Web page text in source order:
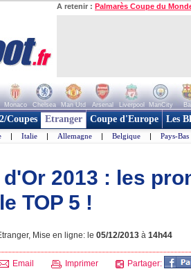
A retenir : Palmarès Coupe du
Monaco Chelsea Man Utd Arsenal Liverpool ManCity
Coupes Etranger Coupe d'Europe Les
| Italie | Allemagne | Belgique | Pays-Bas
d'Or 2013 : les
TOP 5 !
Mise en ligne: le 05/12/2013 à 14h44
Email Imprimer Partager: